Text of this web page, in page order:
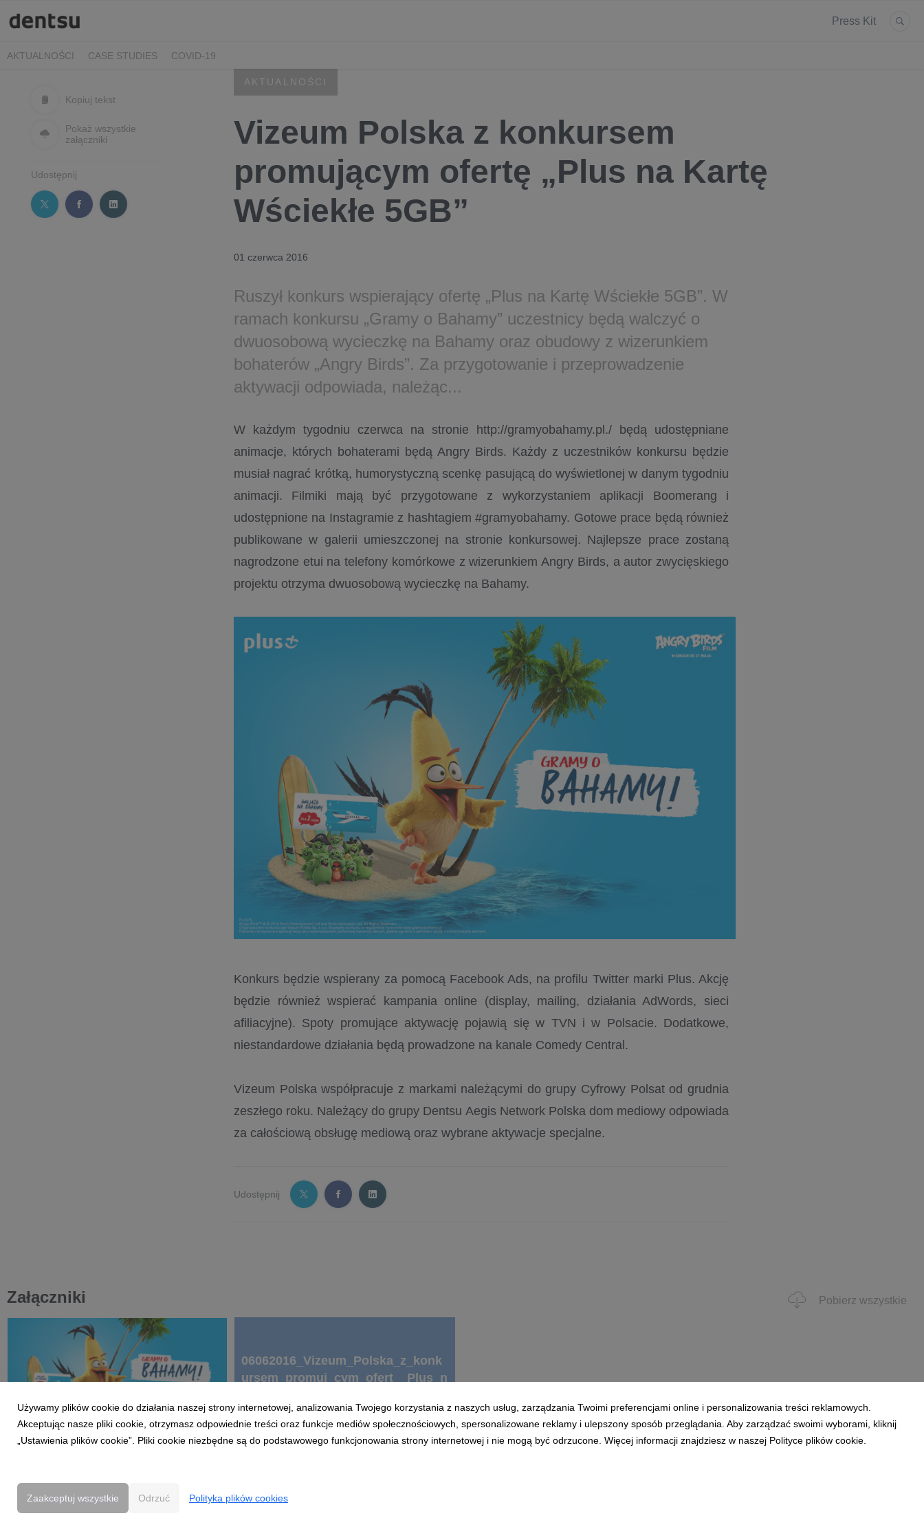
Press Kit
AKTUALNOŚCI CASE STUDIES COVID-19
Kopiuj tekst
Pokaż wszystkie
załączniki
Udostępnij
AKTUALNOŚCI
Vizeum Polska z konkursem
promującym ofertę „Plus na Kartę
Wściekłe 5GB”
01 czerwca 2016
Ruszył konkurs wspierający ofertę „Plus na Kartę Wściekłe 5GB”. W
ramach konkursu „Gramy o Bahamy” uczestnicy będą walczyć o
dwuosobową wycieczkę na Bahamy oraz obudowy z wizerunkiem
bohaterów „Angry Birds”. Za przygotowanie i przeprowadzenie
aktywacji odpowiada, należąc...
W każdym tygodniu czerwca na stronie http://gramyobahamy.pl./ będą udostępniane
animacje, których bohaterami będą Angry Birds. Każdy z uczestników konkursu będzie
musiał nagrać krótką, humorystyczną scenkę pasującą do wyświetlonej w danym tygodniu
animacji. Filmiki mają być przygotowane z wykorzystaniem aplikacji Boomerang i
udostępnione na Instagramie z hashtagiem #gramyobahamy. Gotowe prace będą również
publikowane w galerii umieszczonej na stronie konkursowej. Najlepsze prace zostaną
nagrodzone etui na telefony komórkowe z wizerunkiem Angry Birds, a autor zwycięskiego
projektu otrzyma dwuosobową wycieczkę na Bahamy.
Konkurs będzie wspierany za pomocą Facebook Ads, na profilu Twitter marki Plus. Akcję
będzie również wspierać kampania online (display, mailing, działania AdWords, sieci
afiliacyjne). Spoty promujące aktywację pojawią się w TVN i w Polsacie. Dodatkowe,
niestandardowe działania będą prowadzone na kanale Comedy Central.
Vizeum Polska współpracuje z markami należącymi do grupy Cyfrowy Polsat od grudnia
zeszłego roku. Należący do grupy Dentsu Aegis Network Polska dom mediowy odpowiada
za całościową obsługę mediową oraz wybrane aktywacje specjalne.
Udostępnij
Załączniki Pobierz wszystkie
PLUS_Angry_Birds.jpg
grafika|1000 KB Pobierz
06062016_Vizeum_Polska_z_konk
ursem_promuj_cym_ofert__Plus_n
docx |43,4 KB Pobierz
Używamy plików cookie do działania naszej strony internetowej, analizowania Twojego korzystania z naszych usług, zarządzania Twoimi preferencjami online i personalizowania treści reklamowych.
Akceptując nasze pliki cookie, otrzymasz odpowiednie treści oraz funkcje mediów społecznościowych, spersonalizowane reklamy i ulepszony sposób przeglądania. Aby zarządzać swoimi wyborami, kliknij
„Ustawienia plików cookie”. Pliki cookie niezbędne są do podstawowego funkcjonowania strony internetowej i nie mogą być odrzucone. Więcej informacji znajdziesz w naszej Polityce plików cookie.
Zaakceptuj wszystkie Odrzuć Polityka plików cookies